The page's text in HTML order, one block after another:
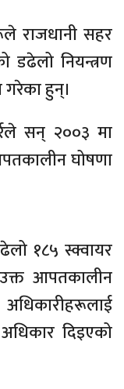
राजधानी सहर
डढेलो नियन्त्रण
हुन्।
सन् २००३ मा
घोषणा
१८५ स्क्वायर
आपतकालीन
दिइएको